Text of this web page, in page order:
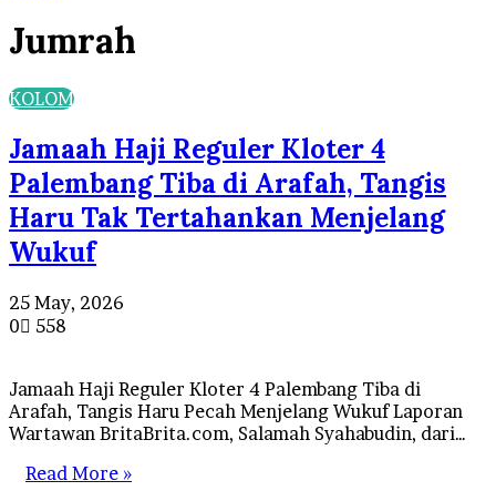
Jumrah
KOLOM
Jamaah Haji Reguler Kloter 4
Palembang Tiba di Arafah, Tangis
Haru Tak Tertahankan Menjelang
Wukuf
25 May, 2026
0
558
Jamaah Haji Reguler Kloter 4 Palembang Tiba di
Arafah, Tangis Haru Pecah Menjelang Wukuf Laporan
Wartawan BritaBrita.com, Salamah Syahabudin, dari…
Read More »